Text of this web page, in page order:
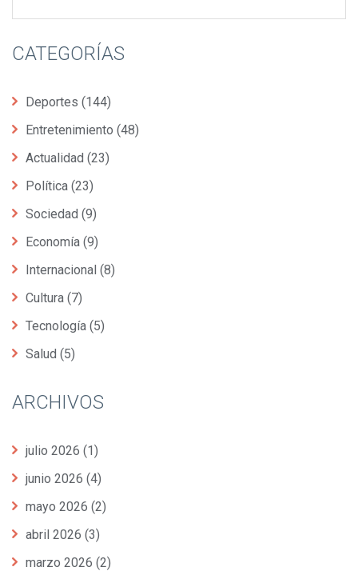
CATEGORÍAS
Deportes (144)
Entretenimiento (48)
Actualidad (23)
Política (23)
Sociedad (9)
Economía (9)
Internacional (8)
Cultura (7)
Tecnología (5)
Salud (5)
ARCHIVOS
julio 2026 (1)
junio 2026 (4)
mayo 2026 (2)
abril 2026 (3)
marzo 2026 (2)